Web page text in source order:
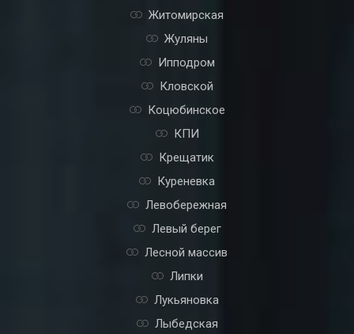
Житомирская
Жуляны
Ипподром
Кловской
Коцюбинское
КПИ
Крещатик
Куреневка
Левобережная
Левый берег
Лесной массив
Липки
Лукьяновка
Лыбедская